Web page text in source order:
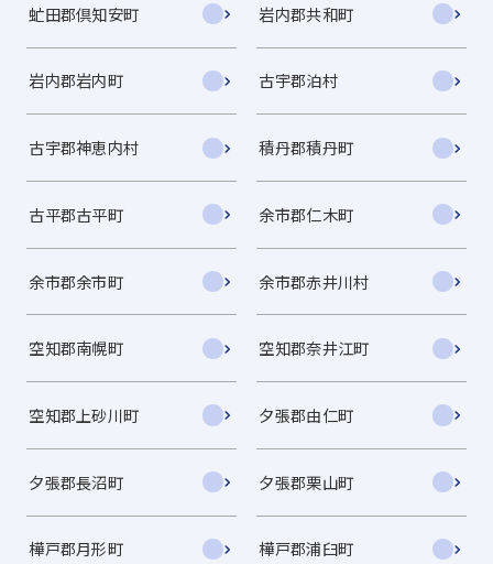
虻田郡倶知安町 岩内郡共和町
岩内郡岩内町 古宇郡泊村
古宇郡神恵内村 積丹郡積丹町
古平郡古平町 余市郡仁木町
余市郡余市町 余市郡赤井川村
空知郡南幌町 空知郡奈井江町
空知郡上砂川町 夕張郡由仁町
夕張郡長沼町 夕張郡栗山町
樺戸郡月形町 樺戸郡浦臼町